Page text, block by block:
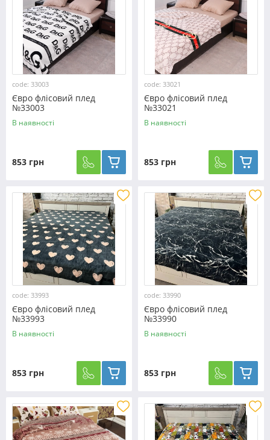
code: 33003
Євро флісовий плед
№33003
В наявності
853 грн
code: 33021
Євро флісовий плед
№33021
В наявності
853 грн
code: 33993
Євро флісовий плед
№33993
В наявності
853 грн
code: 33990
Євро флісовий плед
№33990
В наявності
853 грн